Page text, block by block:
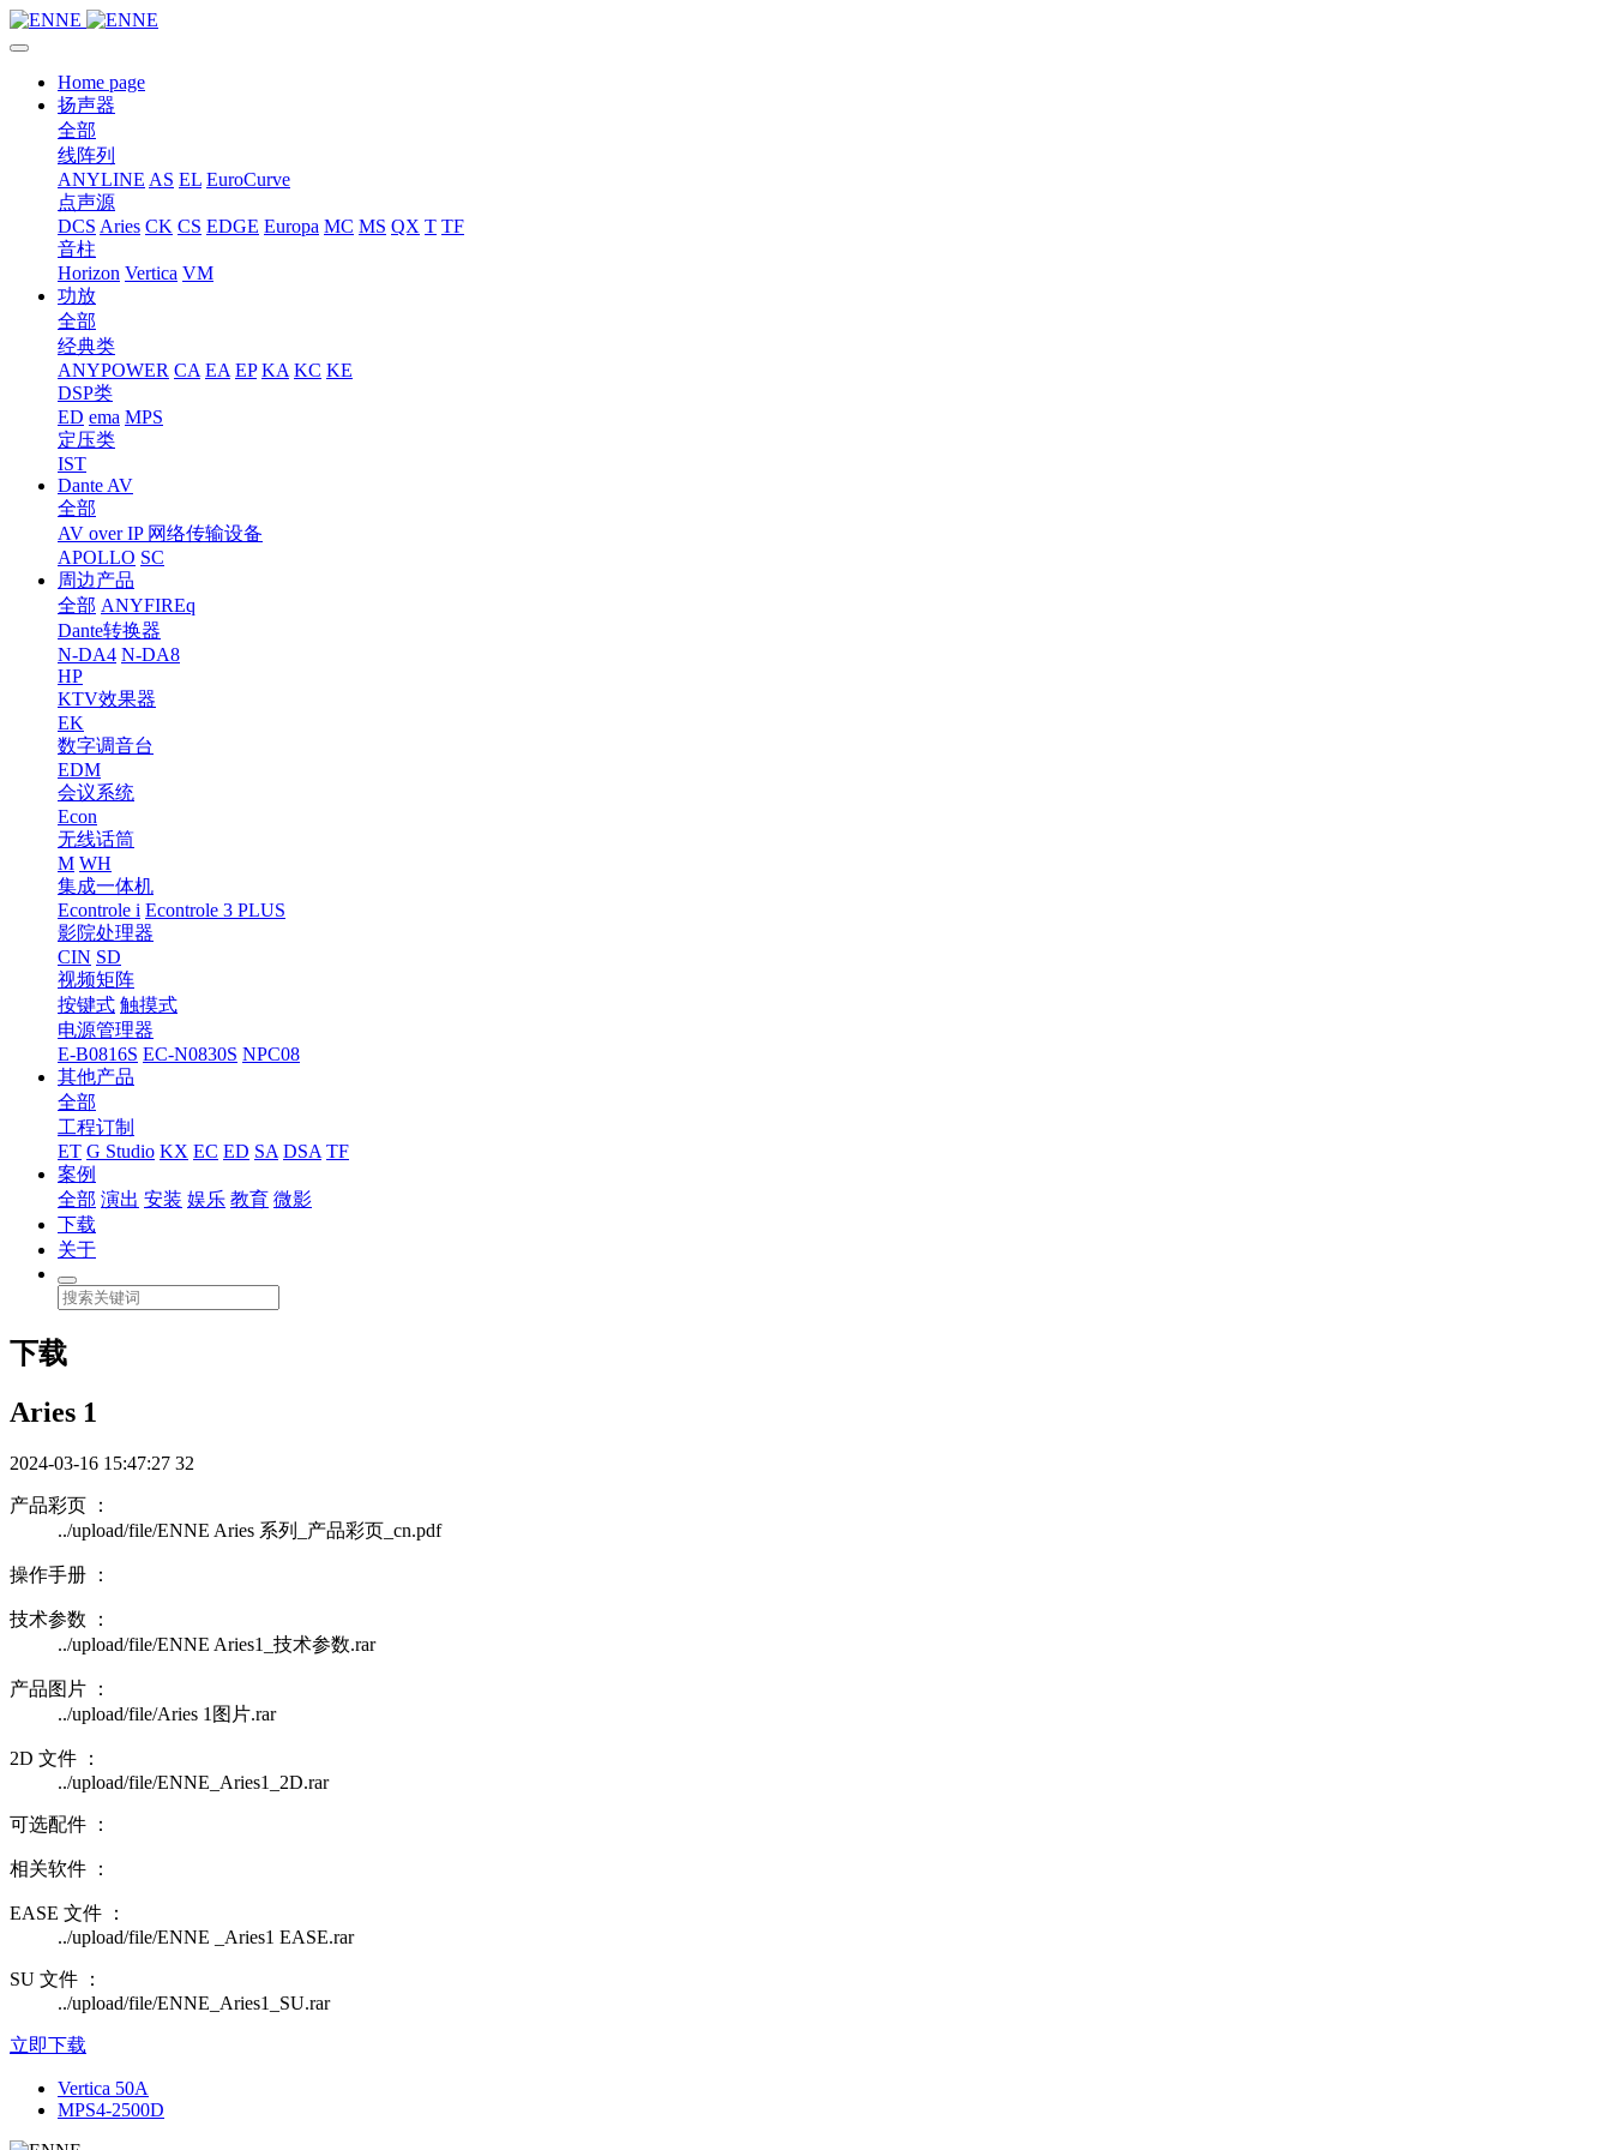
Home page
扬声器
全部
线阵列
ANYLINE AS EL EuroCurve
点声源
DCS Aries CK CS EDGE Europa MC MS QX T TF
音柱
Horizon Vertica VM
功放
全部
经典类
ANYPOWER CA EA EP KA KC KE
DSP类
ED ema MPS
定压类
IST
Dante AV
全部
AV over IP 网络传输设备
APOLLO SC
周边产品
全部 ANYFIREq
Dante转换器
N-DA4 N-DA8
HP
KTV效果器
EK
数字调音台
EDM
会议系统
Econ
无线话筒
M WH
集成一体机
Econtrole i Econtrole 3 PLUS
影院处理器
CIN SD
视频矩阵
按键式 触摸式
电源管理器
E-B0816S EC-N0830S NPC08
其他产品
全部
工程订制
ET G Studio KX EC ED SA DSA TF
案例
全部 演出 安装 娱乐 教育 微影
下载
关于
下载
Aries 1
2024-03-16 15:47:27 32
产品彩页 ：
../upload/file/ENNE Aries 系列_产品彩页_cn.pdf
操作手册 ：
技术参数 ：
../upload/file/ENNE Aries1_技术参数.rar
产品图片 ：
../upload/file/Aries 1图片.rar
2D 文件 ：
../upload/file/ENNE_Aries1_2D.rar
可选配件 ：
相关软件 ：
EASE 文件 ：
../upload/file/ENNE _Aries1 EASE.rar
SU 文件 ：
../upload/file/ENNE_Aries1_SU.rar
立即下载
Vertica 50A
MPS4-2500D